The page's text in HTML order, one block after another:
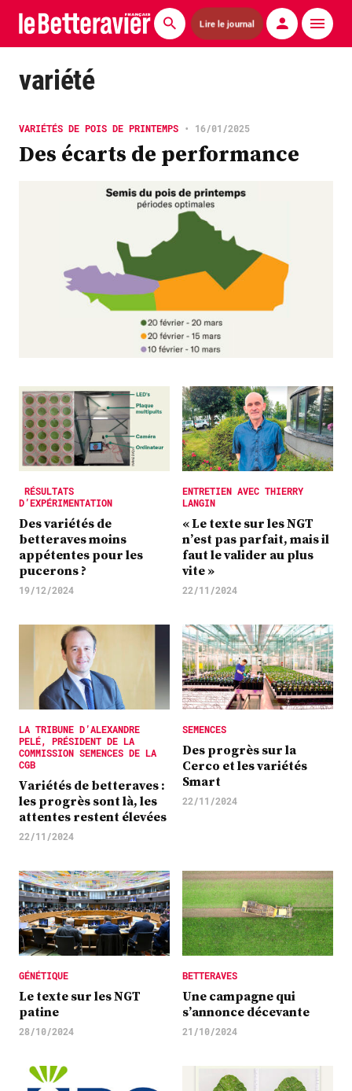
Lire le journal
Actualités
Agronomie
La technique ITB
Pommes de terre
Guides pratiques
Abonnez-vous
variété
VARIÉTÉS DE POIS DE PRINTEMPS • 16/01/2025
Des écarts de performance
RÉSULTATS
D’EXPÉRIMENTATION
Des variétés de
betteraves moins
appétentes pour les
pucerons ?
19/12/2024
ENTRETIEN AVEC THIERRY
LANGIN
« Le texte sur les NGT
n’est pas parfait, mais il
faut le valider au plus
vite »
22/11/2024
LA TRIBUNE D’ALEXANDRE
PELÉ, PRÉSIDENT DE LA
COMMISSION SEMENCES DE LA
CGB
Variétés de betteraves :
les progrès sont là, les
attentes restent élevées
22/11/2024
SEMENCES
Des progrès sur la
Cerco et les variétés
Smart
22/11/2024
GÉNÉTIQUE
Le texte sur les NGT
patine
28/10/2024
BETTERAVES
Une campagne qui
s’annonce décevante
21/10/2024